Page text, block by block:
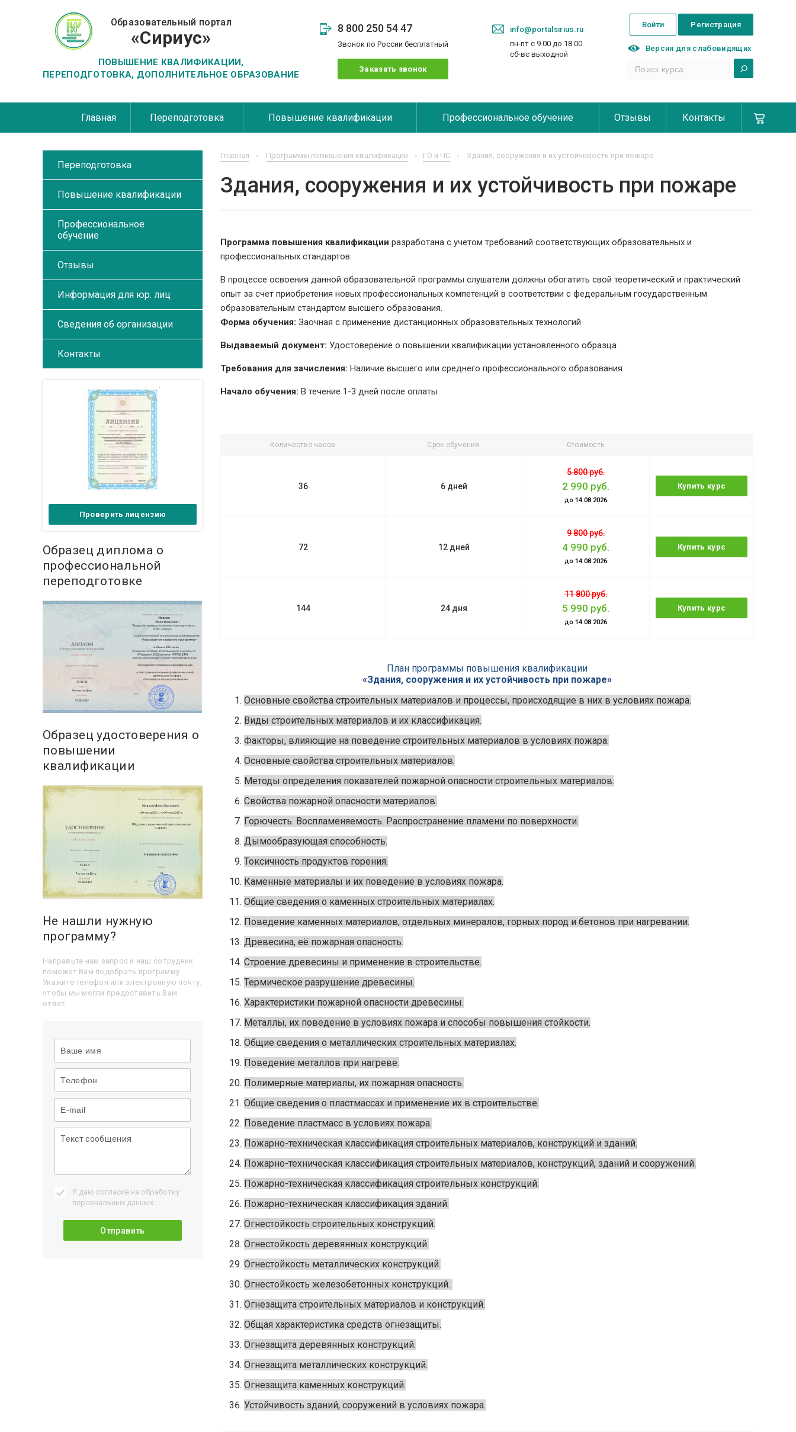
Образовательный портал
«Сириус»
ПОВЫШЕНИЕ КВАЛИФИКАЦИИ,
ПЕРЕПОДГОТОВКА, ДОПОЛНИТЕЛЬНОЕ ОБРАЗОВАНИЕ
8 800 250 54 47
Звонок по России бесплатный
Заказать звонок
info@portalsirius.ru
пн-пт с 9.00 до 18.00
сб-вс выходной
Регистрация
Войти
Версия для слабовидящих
Главная Переподготовка Повышение квалификации Профессиональное обучение Отзывы Контакты
Главная Программы повышения квалификации ГО и ЧС Здания, сооружения и их устойчивость при пожаре
Здания, сооружения и их устойчивость при пожаре
Программа повышения квалификации разработана с учетом требований соответствующих образовательных и
профессиональных стандартов.
В процессе освоения данной образовательной программы слушатели должны обогатить свой теоретический и практический
опыт за счет приобретения новых профессиональных компетенций в соответствии с федеральным государственным
образовательным стандартом высшего образования.
Форма обучения: Заочная с применение дистанционных образовательных технологий
Выдаваемый документ: Удостоверение о повышении квалификации установленного образца
Требования для зачисления: Наличие высшего или среднего профессионального образования
Начало обучения: В течение 1-3 дней после оплаты
Количество часов Срок обучения Стоимость
36 6 дней
5 800 руб.
2 990 руб.
до 14.08.2026
Купить курс
72 12 дней
9 800 руб.
4 990 руб.
до 14.08.2026
Купить курс
144 24 дня
11 800 руб.
5 990 руб.
до 14.08.2026
Купить курс
План программы повышения квалификации
«Здания, сооружения и их устойчивость при пожаре»
Основные свойства строительных материалов и процессы, происходящие в них в условиях пожара.
Виды строительных материалов и их классификация.
Факторы, влияющие на поведение строительных материалов в условиях пожара.
Основные свойства строительных материалов.
Методы определения показателей пожарной опасности строительных материалов.
Свойства пожарной опасности материалов.
Горючесть. Воспламеняемость. Распространение пламени по поверхности.
Дымообразующая способность.
Токсичность продуктов горения.
Каменные материалы и их поведение в условиях пожара.
Общие сведения о каменных строительных материалах.
Поведение каменных материалов, отдельных минералов, горных пород и бетонов при нагревании.
Древесина, её пожарная опасность.
Строение древесины и применение в строительстве.
Термическое разрушение древесины.
Характеристики пожарной опасности древесины.
Металлы, их поведение в условиях пожара и способы повышения стойкости.
Общие сведения о металлических строительных материалах.
Поведение металлов при нагреве.
Полимерные материалы, их пожарная опасность.
Общие сведения о пластмассах и применение их в строительстве.
Поведение пластмасс в условиях пожара.
Пожарно-техническая классификация строительных материалов, конструкций и зданий.
Пожарно-техническая классификация строительных материалов, конструкций, зданий и сооружений.
Пожарно-техническая классификация строительных конструкций.
Пожарно-техническая классификация зданий.
Огнестойкость строительных конструкций.
Огнестойкость деревянных конструкций.
Огнестойкость металлических конструкций.
Огнестойкость железобетонных конструкций.
Огнезащита строительных материалов и конструкций.
Общая характеристика средств огнезащиты.
Огнезащита деревянных конструкций.
Огнезащита металлических конструкций.
Огнезащита каменных конструкций.
Устойчивость зданий, сооружений в условиях пожара.
Переподготовка
Повышение квалификации
Профессиональное
обучение
Отзывы
Информация для юр. лиц
Сведения об организации
Контакты
Проверить лицензию
Образец диплома о
профессиональной
переподготовке
Образец удостоверения о
повышении
квалификации
Не нашли нужную
программу?
Направьте нам запрос и наш сотрудник
поможет Вам подобрать программу.
Укажите телефон или электронную почту,
чтобы мы могли предоставить Вам
ответ.
Я даю согласие на обработку
персональных данных